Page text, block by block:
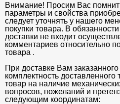
Внимание! Просим Вас
параметры и свойства
следует уточнять у нашего
покупки товара. В
доставки не входит
комментариев относительно
товара .
При доставке Вам
комплектность доставленного
товар на наличие
вопросов, пожеланий и
следующим координатам: